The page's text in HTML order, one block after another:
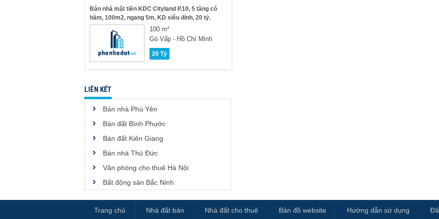
Bán nhà mặt tiền KDC Cityland P.10, 5 tầng có
hầm, 100m2, ngang 5m, KD siêu đỉnh, 20 tỷ.
100 m²
Gò Vấp - Hồ Chí Minh
20 Tỷ
LIÊN KẾT
Bán nhà Phú Yên
Bán đất Bình Phước
Bán đất Kiên Giang
Bán nhà Thủ Đức
Văn phòng cho thuê Hà Nội
Bất động sản Bắc Ninh
Trang chủ Nhà đất bán Nhà đất cho thuê Bản đồ website Hướng dẫn sử dụng